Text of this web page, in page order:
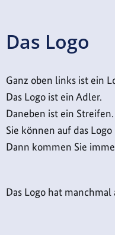
Das Logo
Ganz oben links ist ein
Das Logo ist ein Adler.
Daneben ist ein Streifen.
Sie können auf das
Dann kommen Sie
Das Logo hat manchmal